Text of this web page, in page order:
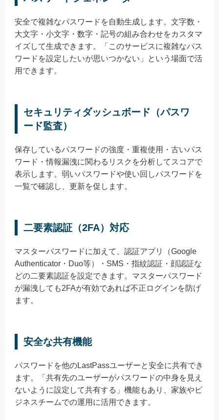
安全で複雑なパスワードを自動生成します。文字数・
大文字・小文字・数字・記号の組み合わせをカスタマ
イズして生成できます。「このサービスに複雑なパス
ワードを設定したいが思いつかない」という場面で活
用できます。
セキュリティダッシュボード（パスワ
ード監査）
保存しているパスワードの強度・重複使用・古いパス
ワード・情報漏洩に関わるリスクを分析してスコアで
表示します。弱いパスワードや使い回しパスワードを
一覧で確認し、更新を促します。
二要素認証（2FA）対応
マスターパスワードに加えて、認証アプリ（Google
Authenticator・Duo等）・SMS・指紋認証・顔認証な
どの二要素認証を設定できます。マスターパスワード
が漏洩しても2FAが有効であれば不正ログインを防げ
ます。
安全な共有機能
パスワードを他のLastPassユーザーと安全に共有でき
ます。「共有先のユーザーがパスワードの中身を見え
ないように設定して共有する」機能もあり、家族やビ
ジネスチームでの運用に活用できます。